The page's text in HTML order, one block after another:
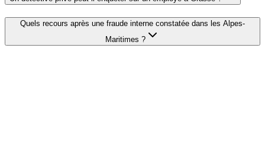
Quels recours après une fraude interne constatée dans les Alpes-
Maritimes ?